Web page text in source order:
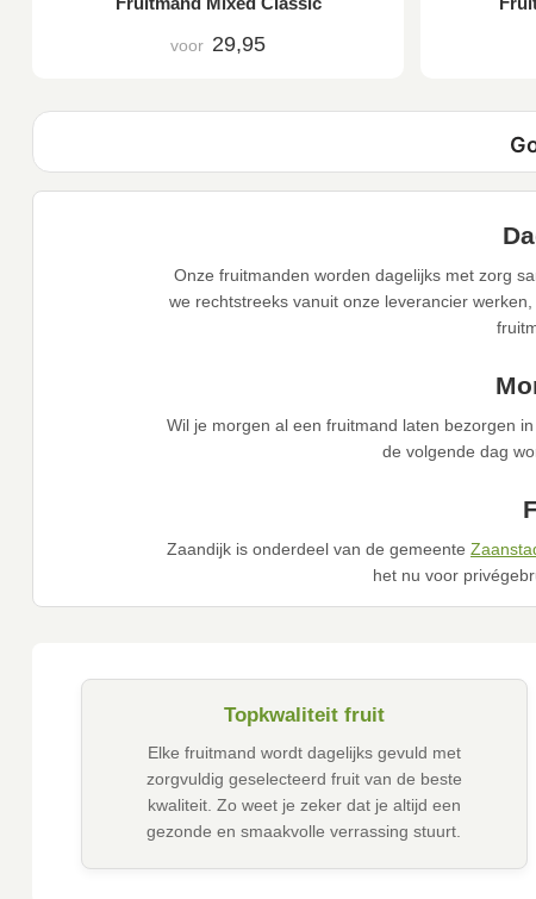
voor 29,95
Onze fruitmanden worden dagelijks met zorg
we rechtstreeks vanuit onze leverancier
Wil je morgen al een fruitmand laten bezorgen
de volgende dag
Zaandijk is onderdeel van de gemeente
het nu voor
Topkwaliteit fruit
Elke fruitmand wordt dagelijks gevuld met
zorgvuldig geselecteerd fruit van de beste
kwaliteit. Zo weet je zeker dat je altijd een
gezonde en smaakvolle verrassing stuurt.